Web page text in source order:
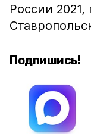
России
Подпишись!